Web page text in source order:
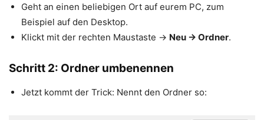
Geht an einen beliebigen Ort auf eurem PC, zum
Beispiel auf den Desktop.
Klickt mit der rechten Maustaste → Neu → Ordner.
Schritt 2: Ordner umbenennen
Jetzt kommt der Trick: Nennt den Ordner so: